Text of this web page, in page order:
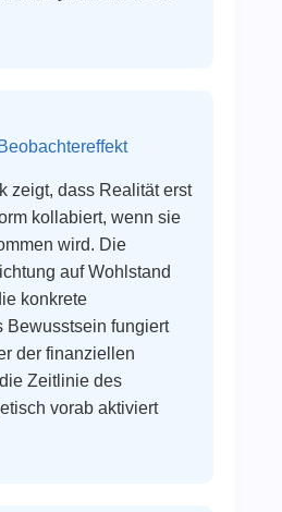
zeigt, dass Realität erst
kollabiert, wenn sie
wird. Die
auf Wohlstand
konkrete
Bewusstsein fungiert
der finanziellen
Zeitlinie des
vorab aktiviert